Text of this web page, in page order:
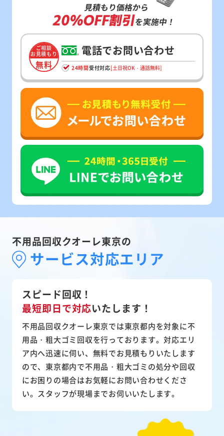
見積もり価格から
20%OFF割引を実施中！
ご相談
お見積もり
無料
電話でお問い合わせ
24時間受付対応[土日祝OK・通話無料]
不用品回収クオーレ東京の
サービス対応エリア
スピード回収！
最短即日で対応いたします！
不用品回収クオーレ東京では東京都内を対象に不
用品・粗大ゴミ回収を行っております。対応エリ
ア内へ迅速に伺い、無料でお見積もりいたします
ので、東京都内で不用品・粗大ゴミの処分や回収
にお困りの場合はお気軽にお問い合わせくださ
い。スタッフが現場までお伺いいたします。